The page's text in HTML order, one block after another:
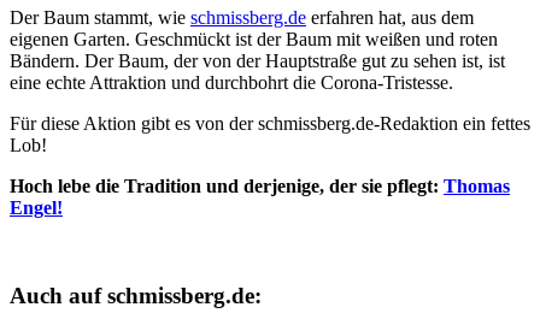
Der Baum stammt, wie schmissberg.de erfahren hat, aus dem
eigenen Garten. Geschmückt ist der Baum mit weißen und roten
Bändern. Der Baum, der von der Hauptstraße gut zu sehen ist, ist
eine echte Attraktion und durchbohrt die Corona-Tristesse.
Für diese Aktion gibt es von der schmissberg.de-Redaktion ein fettes
Lob!
Hoch lebe die Tradition und derjenige, der sie pflegt: Thomas
Engel!
Auch auf schmissberg.de: